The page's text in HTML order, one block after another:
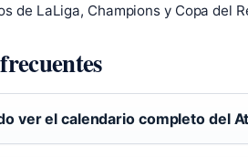
de LaLiga, Champions y Copa del
ver el calendario completo del